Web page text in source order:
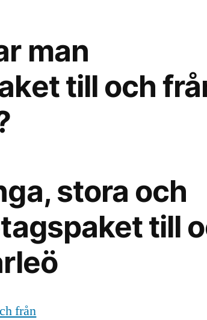
man
till och
stora och
till
från